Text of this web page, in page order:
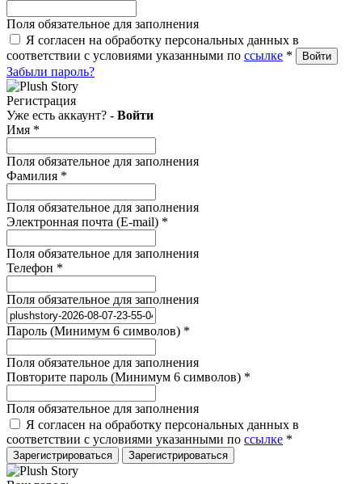
Поля обязательное для заполнения
Я согласен на обработку персональных данных в
соответствии с условиями указанными по ссылке *
Забыли пароль?
Регистрация
Уже есть аккаунт? - Войти
Имя *
Поля обязательное для заполнения
Фамилия *
Поля обязательное для заполнения
Электронная почта (E-mail) *
Поля обязательное для заполнения
Телефон *
Поля обязательное для заполнения
Пароль (Минимум 6 символов) *
Поля обязательное для заполнения
Повторите пароль (Минимум 6 символов) *
Поля обязательное для заполнения
Я согласен на обработку персональных данных в
соответствии с условиями указанными по ссылке *
Зарегистрироваться